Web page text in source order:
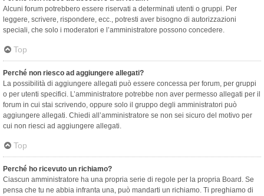
Alcuni forum potrebbero essere riservati a determinati utenti o gruppi. Per
leggere, scrivere, rispondere, ecc., potresti aver bisogno di autorizzazioni
speciali, che solo i moderatori e l’amministratore possono concedere.
Top
Perché non riesco ad aggiungere allegati?
La possibilità di aggiungere allegati può essere concessa per forum, per gruppi
o per utenti specifici. L’amministratore potrebbe non aver permesso allegati per il
forum in cui stai scrivendo, oppure solo il gruppo degli amministratori può
aggiungere allegati. Chiedi all’amministratore se non sei sicuro del motivo per
cui non riesci ad aggiungere allegati.
Top
Perché ho ricevuto un richiamo?
Ciascun amministratore ha una propria serie di regole per la propria Board. Se
pensa che tu ne abbia infranta una, può mandarti un richiamo. Ti preghiamo di